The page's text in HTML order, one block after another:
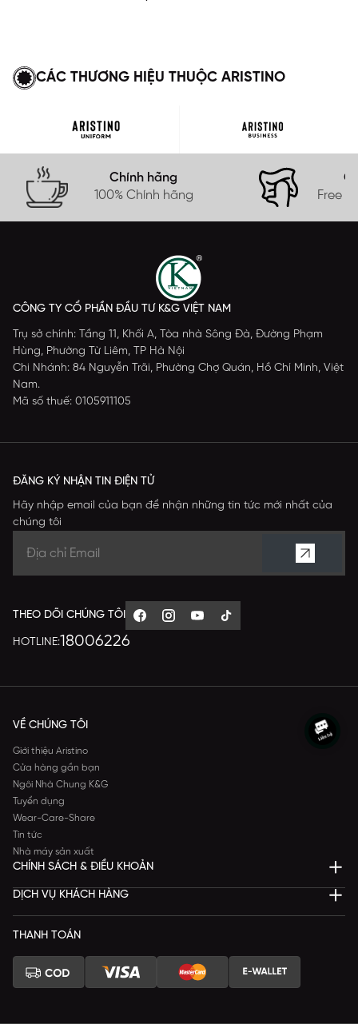
CÁC THƯƠNG HIỆU THUỘC ARISTINO
Chính hãng
100% Chính hãng
Free
CÔNG TY CỔ PHẦN ĐẦU TƯ K&G VIỆT NAM
Trụ sở chính: Tầng 11, Khối A, Tòa nhà Sông Đà, Đường Phạm
Hùng, Phường Từ Liêm, TP Hà Nội
Chi Nhánh: 84 Nguyễn Trãi, Phường Chợ Quán, Hồ Chí Minh, Việt
Nam.
Mã số thuế: 0105911105
ĐĂNG KÝ NHẬN TIN ĐIỆN TỬ
Hãy nhập email của bạn để nhận những tin tức mới nhất của
chúng tôi
THEO DÕI CHÚNG TÔI
HOTLINE:18006226
VỀ CHÚNG TÔI
Giới thiệu Aristino
Cửa hàng gần bạn
Ngôi Nhà Chung K&G
Tuyển dụng
Wear-Care-Share
Tin tức
Nhà máy sản xuất
CHÍNH SÁCH & ĐIỀU KHOẢN
DỊCH VỤ KHÁCH HÀNG
THANH TOÁN